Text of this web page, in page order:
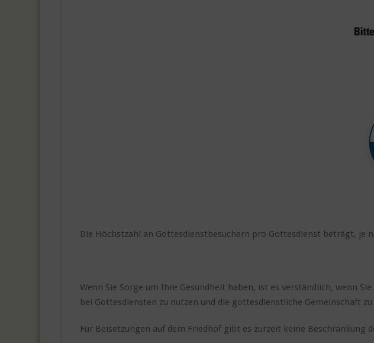
Die Höchstzahl an Gottesdienstbesuchern pro Gottesdienst beträgt, je
Wenn Sie Sorge um Ihre Gesundheit haben, ist es verständlich, wenn
bei Gottesdiensten zu nutzen und die gottesdienstliche Gemeinschaft zu
Für Beisetzungen auf dem Friedhof gibt es zurzeit keine